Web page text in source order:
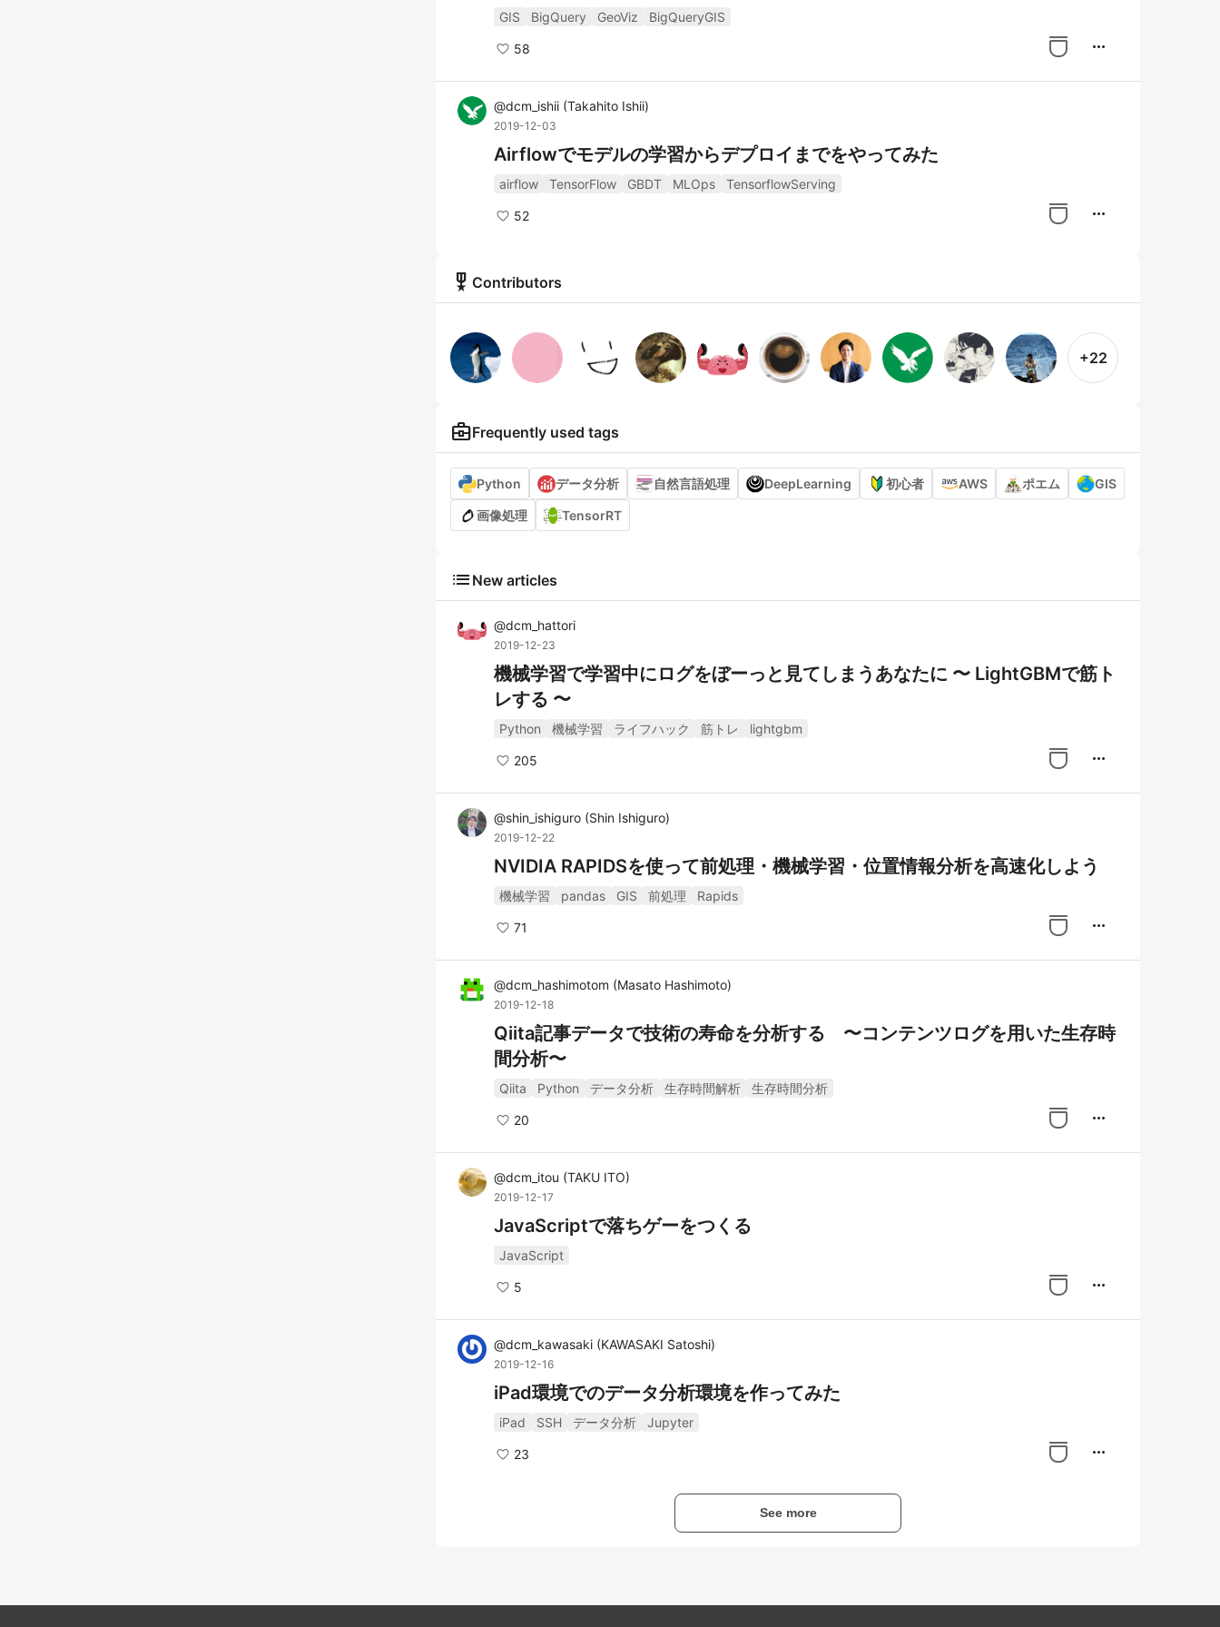
GIS BigQuery GeoViz BigQueryGIS
58 more_horiz
@dcm_ishii (Takahito Ishii)
2019-12-03
Airflowでモデルの学習からデプロイまでをやってみた
airflow TensorFlow GBDT MLOps TensorflowServing
52 more_horiz
military_tech Contributors
+22
business_centerFrequently used tags
Python データ分析 自然言語処理 DeepLearning 初心者 AWS ポエム GIS
画像処理 TensorRT
list New articles
@dcm_hattori
2019-12-23
機械学習で学習中にログをぼーっと見てしまうあなたに 〜 LightGBMで筋ト
レする 〜
Python 機械学習 ライフハック 筋トレ lightgbm
205 more_horiz
@shin_ishiguro (Shin Ishiguro)
2019-12-22
NVIDIA RAPIDSを使って前処理・機械学習・位置情報分析を高速化しよう
機械学習 pandas GIS 前処理 Rapids
71 more_horiz
@dcm_hashimotom (Masato Hashimoto)
2019-12-18
Qiita記事データで技術の寿命を分析する 〜コンテンツログを用いた生存時
間分析〜
Qiita Python データ分析 生存時間解析 生存時間分析
20 more_horiz
@dcm_itou (TAKU ITO)
2019-12-17
JavaScriptで落ちゲーをつくる
JavaScript
5 more_horiz
@dcm_kawasaki (KAWASAKI Satoshi)
2019-12-16
iPad環境でのデータ分析環境を作ってみた
iPad SSH データ分析 Jupyter
23 more_horiz
See more